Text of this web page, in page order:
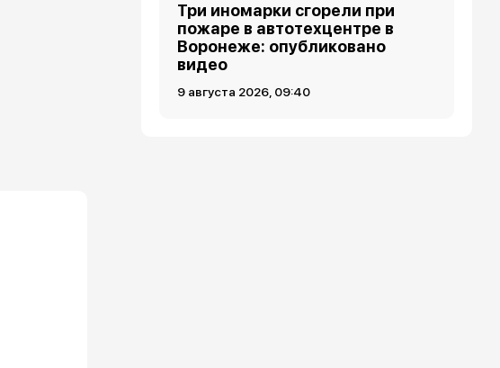
Три иномарки сгорели при
пожаре в автотехцентре в
Воронеже: опубликовано
видео
9 августа 2026, 09:40